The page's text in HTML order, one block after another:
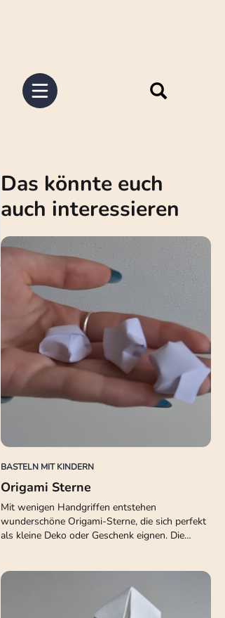
Das könnte euch
auch interessieren
BASTELN MIT KINDERN
Origami Sterne
Mit wenigen Handgriffen entstehen
wunderschöne Origami-Sterne, die sich perfekt
als kleine Deko oder Geschenk eignen. Die…